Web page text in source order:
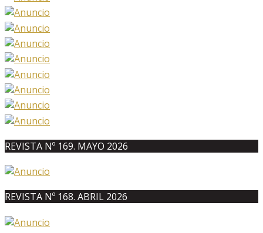
REVISTA Nº 169. MAYO 2026
REVISTA Nº 168. ABRIL 2026